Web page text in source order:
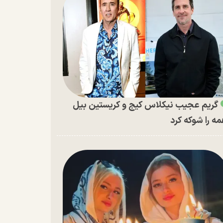
گریم عجیب نیکلاس کیج و کریستین بیل
را شوکه کرد